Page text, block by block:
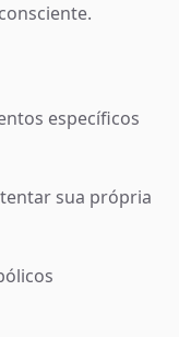
específicos
sua própria